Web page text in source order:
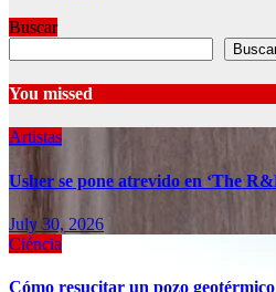
Buscar
You missed
Artistas
Usher se pone atrevido en ‘The
July 30, 2026
Ciéncia
Cómo resucitar un pozo geotérmico